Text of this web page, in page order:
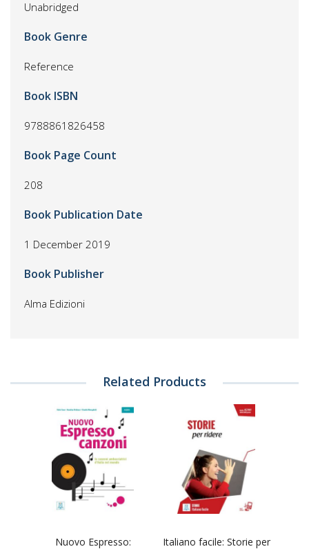
Unabridged
Book Genre
Reference
Book ISBN
9788861826458
Book Page Count
208
Book Publication Date
1 December 2019
Book Publisher
Alma Edizioni
Related Products
Nuovo Espresso:
Italiano facile: Storie per